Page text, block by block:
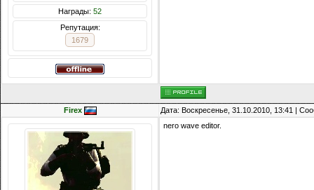
Награды: 52
Репутация:
1679
Firex Дата: Воскресенье, 31.10.2010, 13:41 |
nero wave editor.